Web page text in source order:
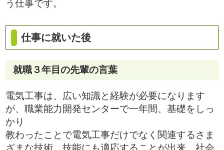
う仕事です。
仕事に就いた後
就職３年目の先輩の言葉
電気工事は、広い知識と経験が必要になります
が、職業能力開発センターで一年間、基礎をしっ
かり
教わったことで電気工事だけでなく関連するさま